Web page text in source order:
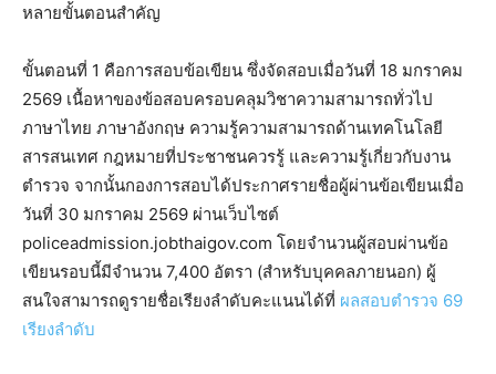
หลายขั้นตอนสำคัญ
ขั้นตอนที่ 1 คือการสอบข้อเขียน ซึ่งจัดสอบเมื่อวันที่ 18 มกราคม
2569 เนื้อหาของข้อสอบครอบคลุมวิชาความสามารถทั่วไป
ภาษาไทย ภาษาอังกฤษ ความรู้ความสามารถด้านเทคโนโลยี
สารสนเทศ กฎหมายที่ประชาชนควรรู้ และความรู้เกี่ยวกับงาน
ตำรวจ จากนั้นกองการสอบได้ประกาศรายชื่อผู้ผ่านข้อเขียนเมื่อ
วันที่ 30 มกราคม 2569 ผ่านเว็บไซต์
policeadmission.jobthaigov.com โดยจำนวนผู้สอบผ่านข้อ
เขียนรอบนี้มีจำนวน 7,400 อัตรา (สำหรับบุคคลภายนอก) ผู้
สนใจสามารถดูรายชื่อเรียงลำดับคะแนนได้ที่ ผลสอบตำรวจ 69
เรียงลำดับ